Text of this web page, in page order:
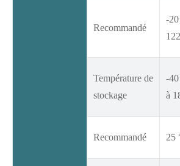
Recommandé
-20
Température de
stockage
-40
à
Recommandé 25